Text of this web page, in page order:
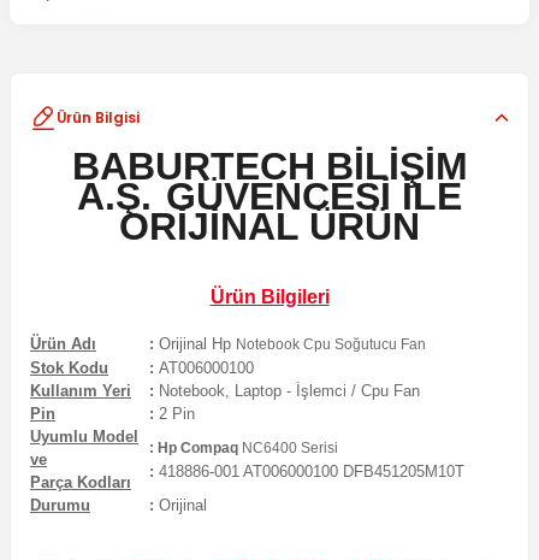
Ürün Bilgisi
BABURTECH BİLİŞİM
A.Ş. GÜVENCESİ İLE
ORİJİNAL ÜRÜN
Ürün Bilgileri
Ürün Adı : Orijinal Hp Notebook Cpu Soğutucu Fan
Stok Kodu : AT006000100
Kullanım Yeri
: Notebook, Laptop - İşlemci / Cpu Fan
Pin
: 2 Pin
Uyumlu Model
ve
Parça Kodları
: Hp Compaq NC6400 Serisi
: 418886-001 AT006000100 DFB451205M10T
Durumu
: Orijinal